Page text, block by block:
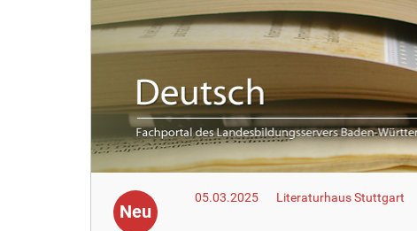
a
r
e
Neu
05.03.2025 Literaturhaus Stuttgart